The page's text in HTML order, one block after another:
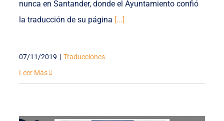
nunca en Santander, donde el Ayuntamiento confió
la traducción de su página [...]
07/11/2019 | Traducciones
Leer Más